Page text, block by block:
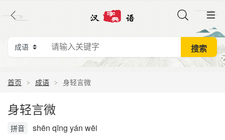
首页 成语 身轻言微
身轻言微
拼音 shēn qīng yán wēi